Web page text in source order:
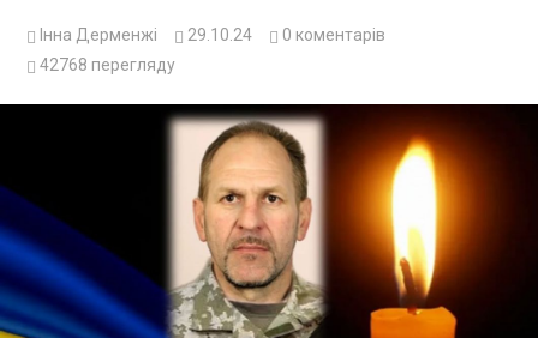
Інна Дерменжі 29.10.24 0 коментарів
42768 перегляду